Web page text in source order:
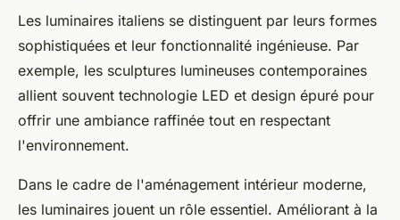
Les luminaires italiens se distinguent par leurs formes
sophistiquées et leur fonctionnalité ingénieuse. Par
exemple, les sculptures lumineuses contemporaines
allient souvent technologie LED et design épuré pour
offrir une ambiance raffinée tout en respectant
l'environnement.
Dans le cadre de l'aménagement intérieur moderne,
les luminaires jouent un rôle essentiel. Améliorant à la